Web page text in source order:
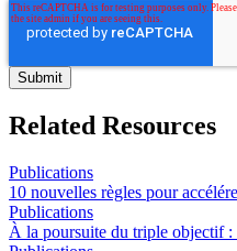
Related Resources
Publications
10 nouvelles règles pour
Publications
À la poursuite du triple objectif :